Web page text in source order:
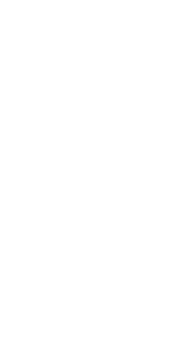
. Để tạo tài cá độ bóng đá